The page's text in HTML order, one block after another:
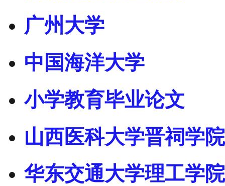
广州大学
中国海洋大学
小学教育毕业论文
山西医科大学晋祠学院
华东交通大学理工学院